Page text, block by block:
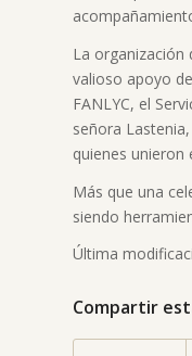
La organización
valioso apoyo
FANLYC, el
señora
quienes unieron
Más que una
siendo
Última
Compartir